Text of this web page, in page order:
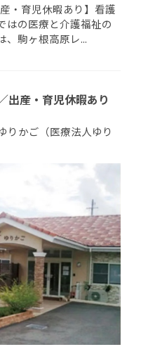
・育児休暇あり】看護
はの医療と介護福祉の
、駒ヶ根高原レ...
出産・育児休暇あり
りかご（医療法人ゆり